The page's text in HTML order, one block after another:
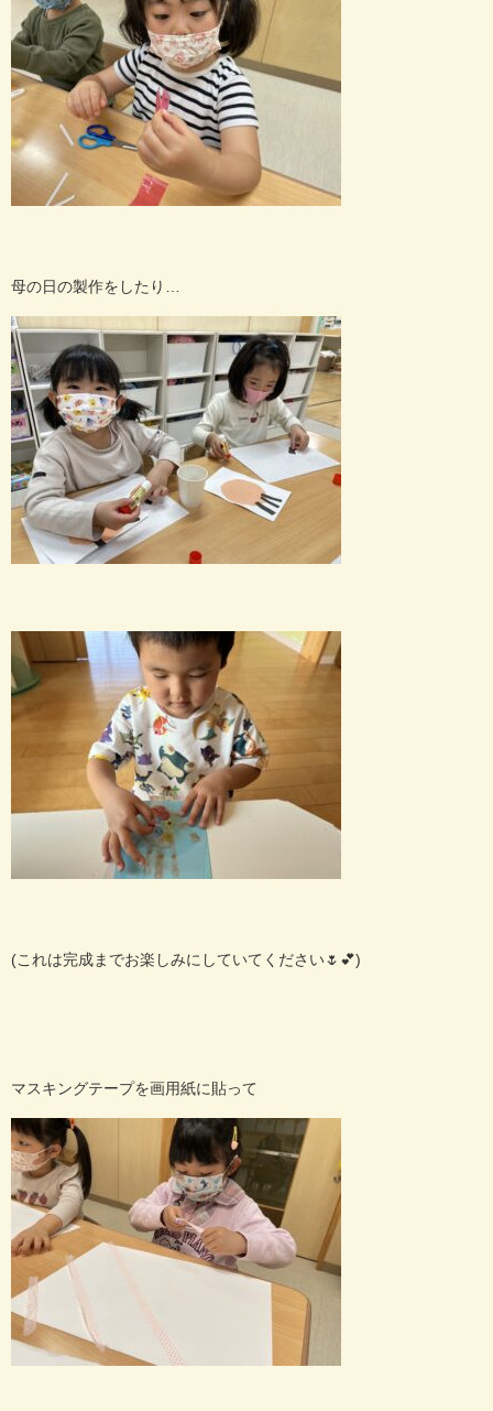
母の日の製作をしたり
(これは完成までお楽しみにしていてください🌷💕)
マスキングテープを画用紙に貼って